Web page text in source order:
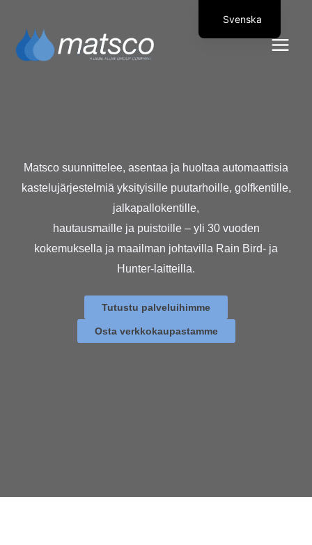
Matsco suunnittelee, asentaa ja huoltaa automaattisia
kastelujärjestelmiä yksityisille puutarhoille, golfkentille,
jalkapallokentille,
hautausmaille ja puistoille – yli 30 vuoden
kokemuksella ja maailman johtavilla Rain Bird- ja
Hunter-laitteilla.
Tutustu palveluihimme
Osta verkkokaupastamme
Svenska
Suomi